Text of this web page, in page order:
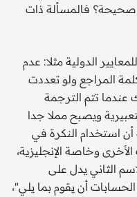
صحيحة؟ فالمسألة ذات
الدولية مثلا: عدم
المراجع ولو تعددت
تتم الترجمة
ويصبح مملا جدا
أن استخدام النكرة في
وخاصة الإنجليزية،
الثاني يدل على
أن يقوم بما يلي"،